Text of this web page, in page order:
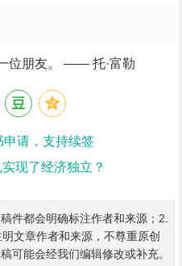
位朋友。 —— 托·富勒
请，支持续签
现了经济独立？
件都会明确标注作者和来源；2.
文章作者和来源，不尊重原创
可能会经我们编辑修改或补充。